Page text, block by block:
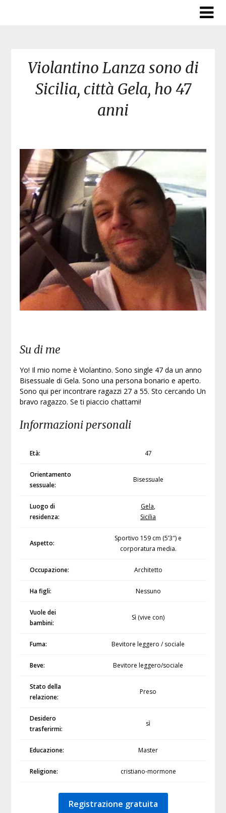
Violantino Lanza sono di
Sicilia, città Gela, ho 47
anni
Su di me
Yo! Il mio nome è Violantino. Sono single 47 da un anno
Bisessuale di Gela. Sono una persona bonario e aperto.
Sono qui per incontrare ragazzi 27 a 55. Sto cercando Un
bravo ragazzo. Se ti piaccio chattami!
Informazioni personali
Età: 47
Orientamento
sessuale:
Bisessuale
Luogo di
residenza:
Gela,
Sicilia
Aspetto:
Sportivo 159 cm (5’3″) e
corporatura media.
Occupazione: Architetto
Ha figli: Nessuno
Vuole dei
bambini:
Sì (vive con)
Fuma: Bevitore leggero / sociale
Beve: Bevitore leggero/sociale
Stato della
relazione:
Preso
Desidero
trasferirmi:
sì
Educazione: Master
Religione: cristiano-mormone
Registrazione gratuita